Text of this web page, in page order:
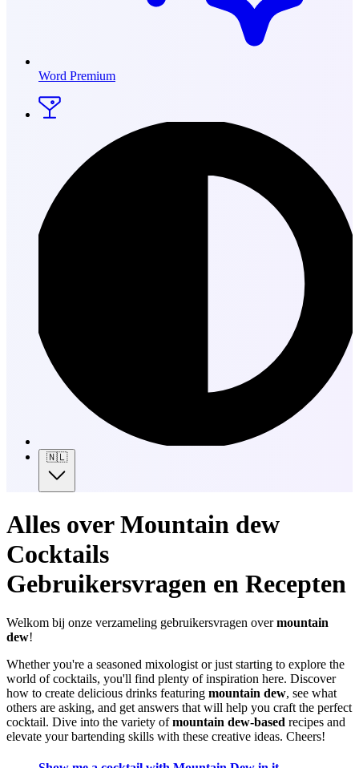
Word Premium
🇳🇱
Alles over Mountain dew
Cocktails
Gebruikersvragen en Recepten
Welkom bij onze verzameling gebruikersvragen overmountain
dew!
Whether you're a seasoned mixologist or just starting to explore the
world of cocktails, you'll find plenty of inspiration here. Discover
how to create delicious drinks featuring mountain dew, see what
others are asking, and get answers that will help you craft the perfect
cocktail. Dive into the variety ofmountain dew-based recipes and
elevate your bartending skills with these creative ideas. Cheers!